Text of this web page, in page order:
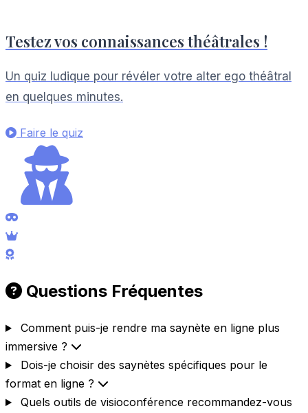
Testez vos connaissances théâtrales !
Un quiz ludique pour révéler votre alter ego théâtral
en quelques minutes.
Faire le quiz
Questions Fréquentes
Comment puis-je rendre ma saynète en ligne plus
immersive ?
Dois-je choisir des saynètes spécifiques pour le
format en ligne ?
Quels outils de visioconférence recommandez-vous